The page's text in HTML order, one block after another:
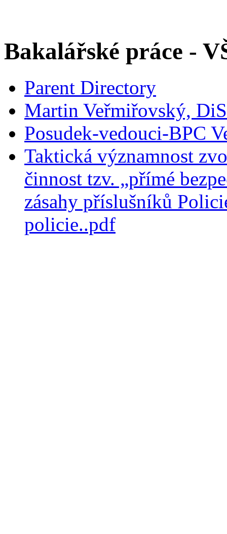
Bakalářské práce -
Parent Directory
Martin Veřmiřovský,
Posudek-vedouci-BPC
Taktická významnost
činnost tzv. „přímé
zásahy příslušníků
policie..pdf